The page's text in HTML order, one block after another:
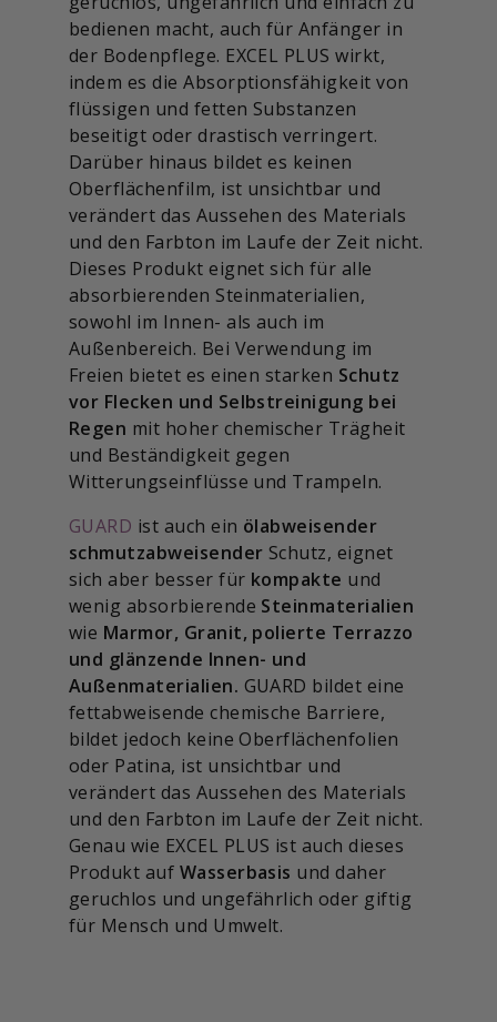
bedienen macht, auch für Anfänger in
der Bodenpflege. EXCEL PLUS wirkt,
indem es die Absorptionsfähigkeit von
flüssigen und fetten Substanzen
beseitigt oder drastisch verringert.
Darüber hinaus bildet es keinen
Oberflächenfilm, ist unsichtbar und
verändert das Aussehen des Materials
und den Farbton im Laufe der Zeit nicht.
Dieses Produkt eignet sich für alle
absorbierenden Steinmaterialien,
sowohl im Innen- als auch im
Außenbereich. Bei Verwendung im
Freien bietet es einen starken Schutz
vor Flecken und Selbstreinigung bei
Regen mit hoher chemischer Trägheit
und Beständigkeit gegen
Witterungseinflüsse und Trampeln.
GUARD ist auch ein ölabweisender
schmutzabweisender Schutz, eignet
sich aber besser für kompakte und
wenig absorbierende Steinmaterialien
wie Marmor, Granit, polierte Terrazzo
und glänzende Innen- und
Außenmaterialien. GUARD bildet eine
fettabweisende chemische Barriere,
bildet jedoch keine Oberflächenfolien
oder Patina, ist unsichtbar und
verändert das Aussehen des Materials
und den Farbton im Laufe der Zeit nicht.
Genau wie EXCEL PLUS ist auch dieses
Produkt auf Wasserbasis und daher
geruchlos und ungefährlich oder giftig
für Mensch und Umwelt.